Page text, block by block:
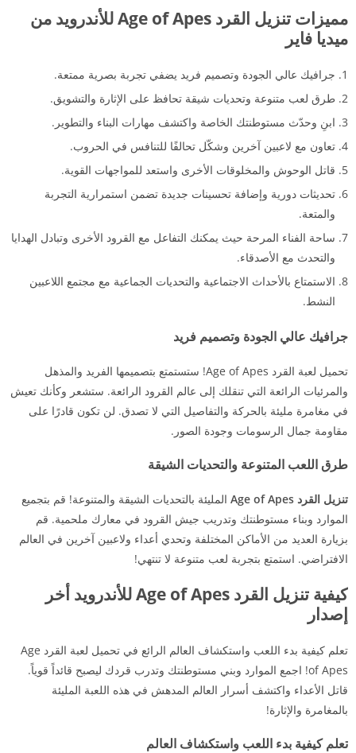
مميزات تنزيل القرد Age of Apes للأندرويد من
ميديا فاير
جرافيك عالي الجودة وتصميم فريد يضفي تجربة بصرية ممتعة.
طرق لعب متنوعة وتحديات شيقة تحافظ على الإثارة والتشويق.
ابنِ وحدّث مستوطنتك الخاصة واكتشف مهارات البناء والتطوير.
تعاون مع لاعبين آخرين وشكّل تحالفًا للتنافس في الحروب.
قاتل الوحوش والمخلوقات الأخرى واستعد للمواجهات القوية.
تحديثات دورية وإضافة تحسينات جديدة تضمن استمرارية التجربة
والمتعة.
ساحة الفناء المرحة حيث يمكنك التفاعل مع القرود الأخرى وتبادل الهدايا
والتحدث مع الأصدقاء.
الاستمتاع بالأحداث الاجتماعية والتحديات الجماعية مع مجتمع اللاعبين
النشط.
جرافيك عالي الجودة وتصميم فريد
تحميل لعبة القرد Age of Apes! ستستمتع بتصميمها الفريد والمذهل
والمرئيات الرائعة التي تنقلك إلى عالم القرود الرائعة. ستشعر وكأنك تعيش
في مغامرة مليئة بالحركة والتفاصيل التي لا تصدق. لن تكون قادرًا على
مقاومة جمال الرسومات وجودة الصور.
طرق اللعب المتنوعة والتحديات الشيقة
تنزيل القرد Age of Apes
المليئة بالتحديات الشيقة والمتنوعة! قم بتجميع
الموارد وبناء مستوطنتك وتدريب جيش القرود في معارك ملحمية. قم
بزيارة العديد من الأماكن المختلفة وتحدي أعداء ولاعبين آخرين في العالم
الافتراضي. استمتع بتجربة لعب متنوعة لا تنتهي!
كيفية تنزيل القرد Age of Apes للأندرويد أخر
إصدار
تعلم كيفية بدء اللعب واستكشاف العالم الرائع في تحميل لعبة القرد Age
of Apes! اجمع الموارد وبني مستوطنتك وتدرب قردك ليصبح قائداً قوياً.
قاتل الأعداء واكتشف أسرار العالم المدهش في هذه اللعبة المليئة
بالمغامرة والإثارة!
تعلم كيفية بدء اللعب واستكشاف العالم